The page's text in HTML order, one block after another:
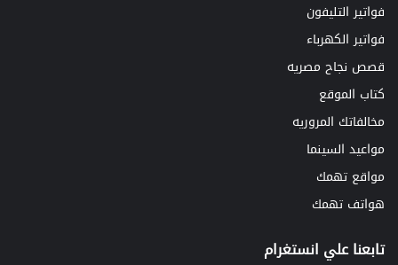
فواتير التليفون
فواتير الكهرباء
قصص نجاح مصريه
كتاب الموقع
مخالفاتك المروريه
مواعيد السينما
مواقع تهمك
هواتف تهمك
تابعنا علي انستغرام